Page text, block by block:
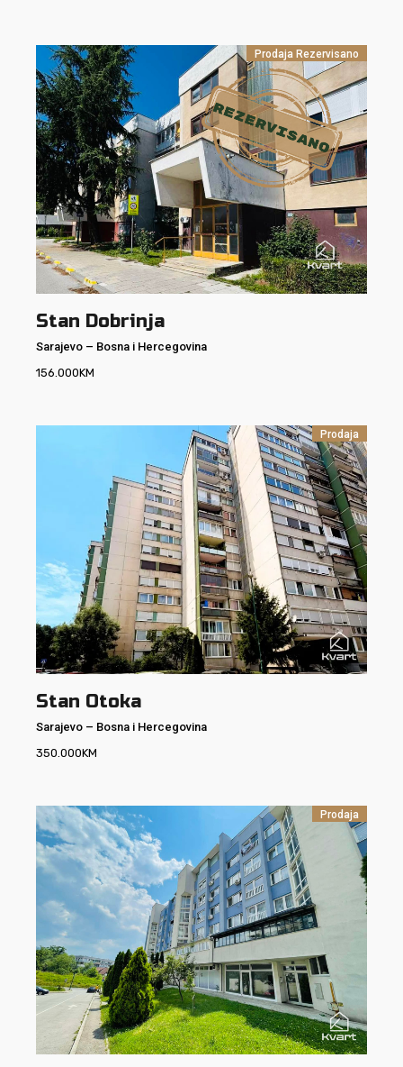
Prodaja Rezervisano
Stan Dobrinja
Sarajevo – Bosna i Hercegovina
156.000KM
Prodaja
Stan Otoka
Sarajevo – Bosna i Hercegovina
350.000KM
Prodaja